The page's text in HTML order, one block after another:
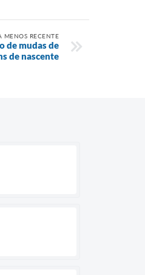
MENOS RECENTE
de mudas de
de nascente